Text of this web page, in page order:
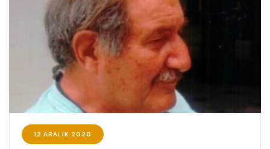
12 ARALIK 2020